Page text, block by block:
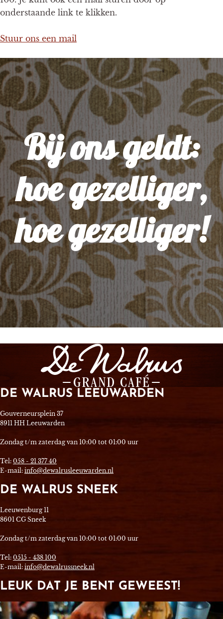
onderstaande link te klikken.
Stuur ons een mail
Bij ons geldt:
hoe gezelliger,
hoe gezelliger!
DE WALRUS LEEUWARDEN
Gouverneursplein 37
8911 HH Leeuwarden
Zondag t/m zaterdag van 10:00 tot 01:00 uur
Tel: 058 - 21 377 40
E-mail: info@dewalrusleeuwarden.nl
DE WALRUS SNEEK
Leeuwenburg 11
8601 CG Sneek
Zondag t/m zaterdag van 10:00 tot 01:00 uur
Tel: 0515 - 438 100
E-mail: info@dewalrussneek.nl
LEUK DAT JE BENT GEWEEST!